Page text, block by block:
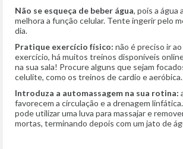
Não se esqueça de beber água, pois a água
melhora a função celular. Tente ingerir pelo
dia.
Pratique exercício físico: não é preciso ir
exercício, há muitos treinos disponíveis
na sua sala! Procure alguns que sejam
celulite, como os treinos de cardio e aeróbica.
Introduza a automassagem na sua rotina:
favorecem a circulação e a drenagem
pode utilizar uma luva para massajar e
mortas, terminando depois com um jato de